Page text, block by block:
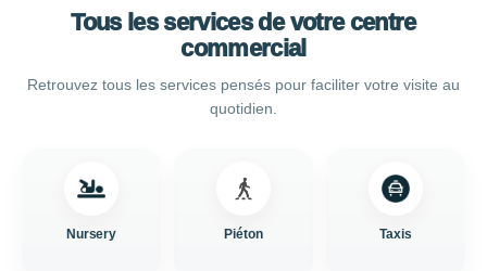
Tous les services de votre centre
commercial
Retrouvez tous les services pensés pour faciliter votre visite au
quotidien.
Nursery Piéton Taxis